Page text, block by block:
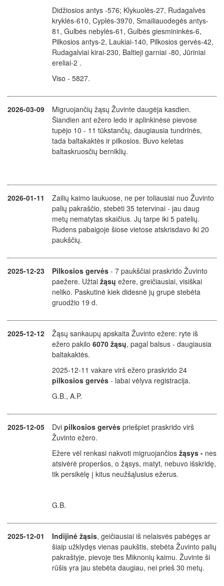
Didžiosios antys -576; Klykuolės-27, Rudagalvės
kryklės-610, Cyplės-3970, Smailiauodegės antys-
81, Gulbės nebylės-61, Gulbės giesmininkės-6,
Pilkosios antys-2, Laukiai-140, Pilkosios gervės-42,
Rudagalviai kirai-230, Baltieji garniai -80, Jūriniai
ereliai-2 .
Viso - 5827.
2026-03-09
Migruojančių žąsų Žuvinte daugėja kasdien.
Šiandien ant ežero ledo ir aplinkinėse pievose
tupėjo 10 - 11 tūkstančių, daugiausia tundrinės,
tada baltakaktės ir pilkosios. Buvo keletas
baltaskruosčių berniklių.
2026-01-11
Zailių kaimo laukuose, ne per toliausiai nuo Žuvinto
palių pakraščio, stebėti 35 tetervinai - jau daug
metų nematytas skaičius. Jų tarpe iki 5 patelių.
Rudens pabaigoje šiose vietose atskrisdavo iki 20
paukščių.
2025-12-23 Pilkosios gervės - 7 paukščiai praskrido Žuvinto
paežere. Užtai žąsų ežere, greičiausiai, visiškai
neliko. Paskutinė kiek didesnė jų grupė stebėta
gruodžio 19 d.
2025-12-12
Žąsų sankaupų apskaita Žuvinto ežere: ryte iš
ežero pakilo 6070 žąsų, pagal balsus - daugiausia
baltakaktės.
2025-12-11 vakare virš ežero praskrido 24
pilkosios gervės - labai vėlyva registracija.
G.B., A.P.
2025-12-05 Dvi pilkosios gervės priešpiet praskrido virš
Žuvinto ežero.
Ežere vėl renkasi nakvoti migruojančios žąsys - nes
atsivėrė properšos, o žąsys, matyt, nebuvo išskridę,
tik persikėlę į kitus neužšąlusius ežerus.
G.B.
2025-12-01 Indijinė žąsis, geičiausiai iš nelaisvės pabėgęs ar
šiaip užklydęs vienas paukštis, stebėta Žuvinto palių
pakraštyje, pievoje ties Miknonių kaimu. Žuvinte ši
rūšis yra jau stebėta daugiau, nei prieš 30 metų.